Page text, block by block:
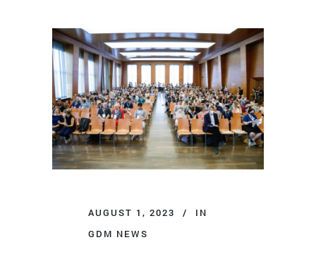
AUGUST 1, 2023
IN
GDM NEWS